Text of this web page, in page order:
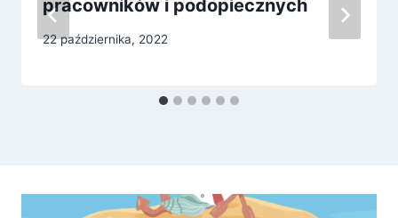
pracowników i podopiecznych
22 października, 2022